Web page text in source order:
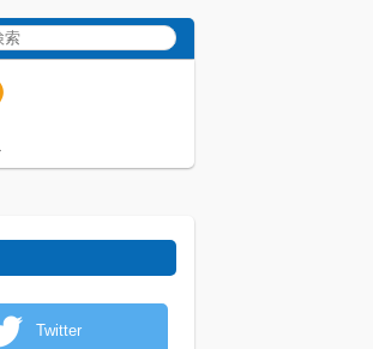
Twitter